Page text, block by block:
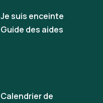
Je suis enceinte
Guide des aides
Calendrier de